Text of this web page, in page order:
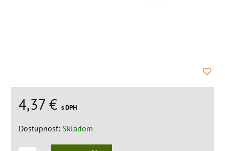
4,37 € s DPH
Dostupnosť: Skladom